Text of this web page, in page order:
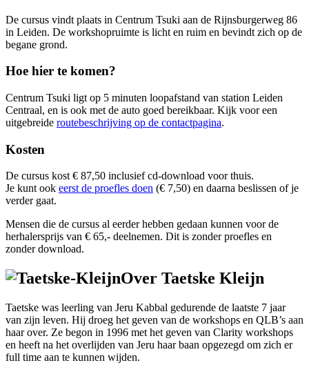
De cursus vindt plaats in Centrum Tsuki aan de Rijnsburgerweg 86
in Leiden. De workshopruimte is licht en ruim en bevindt zich op de
begane grond.
Hoe hier te komen?
Centrum Tsuki ligt op 5 minuten loopafstand van station Leiden
Centraal, en is ook met de auto goed bereikbaar. Kijk voor een
uitgebreide routebeschrijving op de contactpagina.
Kosten
De cursus kost € 87,50 inclusief cd-download voor thuis.
Je kunt ook eerst de proefles doen (€ 7,50) en daarna beslissen of je
verder gaat.
Mensen die de cursus al eerder hebben gedaan kunnen voor de
herhalersprijs van € 65,- deelnemen. Dit is zonder proefles en
zonder download.
Over Taetske Kleijn
Taetske was leerling van Jeru Kabbal gedurende de laatste 7 jaar
van zijn leven. Hij droeg het geven van de workshops en QLB’s aan
haar over. Ze begon in 1996 met het geven van Clarity workshops
en heeft na het overlijden van Jeru haar baan opgezegd om zich er
full time aan te kunnen wijden.